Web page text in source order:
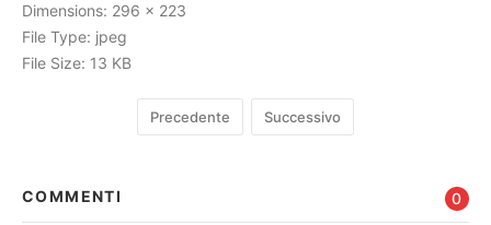
Dimensions: 296 x 223
File Type: jpeg
File Size: 13 KB
Precedente Successivo
COMMENTI 0